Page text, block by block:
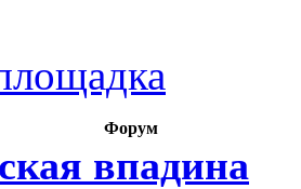
Форум
впадина